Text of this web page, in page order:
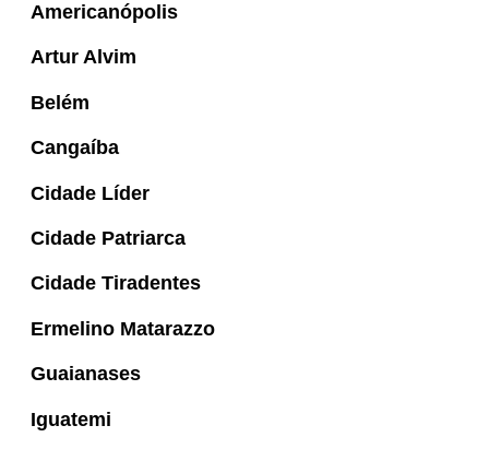
Americanópolis
Artur Alvim
Belém
Cangaíba
Cidade Líder
Cidade Patriarca
Cidade Tiradentes
Ermelino Matarazzo
Guaianases
Iguatemi